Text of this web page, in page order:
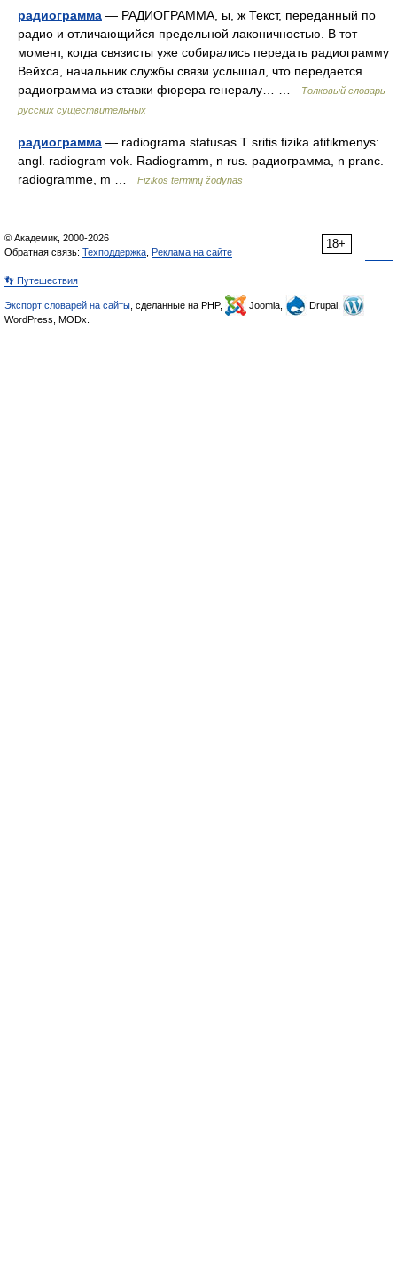
радиограмма — РАДИОГРАММА, ы, ж Текст, переданный по
радио и отличающийся предельной лаконичностью. В тот
момент, когда связисты уже собирались передать радиограмму
Вейхса, начальник службы связи услышал, что передается
радиограмма из ставки фюрера генералу… …
Толковый словарь
русских существительных
радиограмма — radiograma statusas T sritis fizika atitikmenys:
angl. radiogram vok. Radiogramm, n rus. радиограмма, n pranc.
radiogramme, m …
Fizikos terminų žodynas
18+
© Академик, 2000-2026
Обратная связь: Техподдержка Реклама на сайте
👣 Путешествия
Экспорт словарей на сайты , сделанные на PHP, Joomla,
Drupal,
WordPress, MODx.